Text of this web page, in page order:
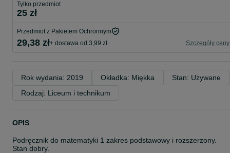
Tylko przedmiot
25 zł
Przedmiot z Pakietem Ochronnym
29,38 zł+ dostawa od 3,99 zł Szczegóły ceny
Rok wydania: 2019 Okładka: Miękka
Stan: Używane
Rodzaj: Liceum i technikum
OPIS
Podręcznik do matematyki 1 zakres podstawowy i rozszerzony.
Stan dobry.